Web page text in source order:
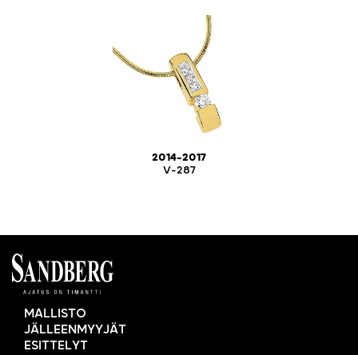
2014-2017
V-287
MALLISTO
JÄLLEENMYYJÄT
ESITTELYT